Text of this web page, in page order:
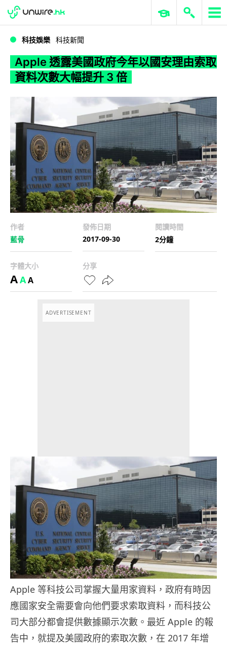
WWDC 2026 ERP 與商業 AI
科技娛樂 科技新聞
Apple 透露美國政府今年以國安理由索取
資料次數大幅提升 3 倍
作者
藍骨
發佈日期
2017-09-30
閱讀時間
2分鐘
字體大小
AAA
分享
ADVERTISEMENT
Apple 等科技公司掌握大量用家資料，政府有時因
應國家安全需要會向他們要求索取資料，而科技公
司大部分都會提供數據顯示次數。最近 Apple 的報
告中，就提及美國政府的索取次數，在 2017 年增